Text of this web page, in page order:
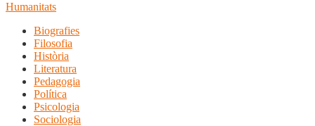
Humanitats
Biografies
Filosofia
Història
Literatura
Pedagogia
Política
Psicologia
Sociologia